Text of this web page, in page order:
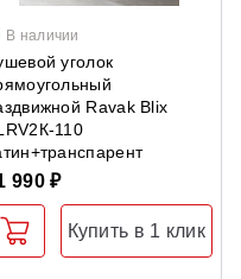
В наличии
уголок
Ravak Blix
110
990 ₽
Купить в 1 клик